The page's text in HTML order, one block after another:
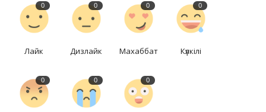
0
Лайк
0
Дизлайк
0
Махаббат
0
Күлкілі
0 0 0